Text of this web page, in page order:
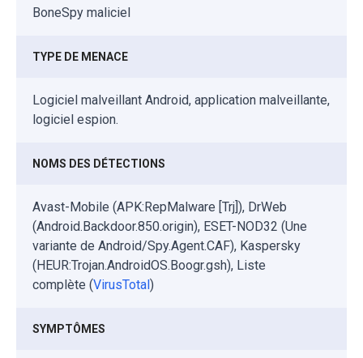
BoneSpy maliciel
TYPE DE MENACE
Logiciel malveillant Android, application malveillante,
logiciel espion.
NOMS DES DÉTECTIONS
Avast-Mobile (APK:RepMalware [Trj]), DrWeb
(Android.Backdoor.850.origin), ESET-NOD32 (Une
variante de Android/Spy.Agent.CAF), Kaspersky
(HEUR:Trojan.AndroidOS.Boogr.gsh), Liste
complète (VirusTotal)
SYMPTÔMES